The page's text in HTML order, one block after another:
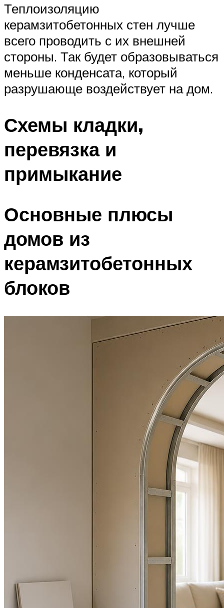
Теплоизоляцию
керамзитобетонных стен лучше
всего проводить с их внешней
стороны. Так будет образовываться
меньше конденсата, который
разрушающе воздействует на дом.
Схемы кладки,
перевязка и
примыкание
Основные плюсы
домов из
керамзитобетонных
блоков